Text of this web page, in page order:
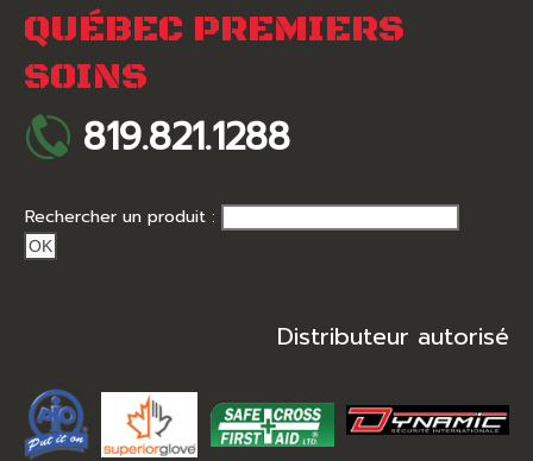
QUÉBEC PREMIERS
SOINS
819.821.1288
Rechercher un produit :
OK
Distributeur autorisé